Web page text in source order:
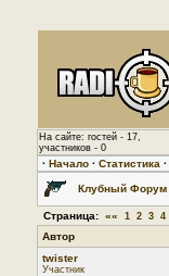
На сайте: гостей - 17,
участников - 0
· Начало · Статистика ·
Клубный Форум
Страница: «« 1 2 3 4
Автор
twister
Участник